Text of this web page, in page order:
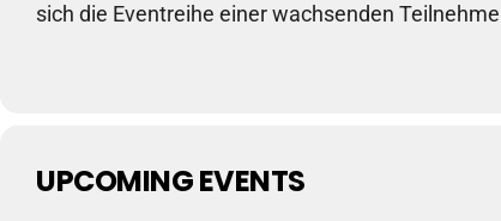
sich die Eventreihe einer wachsenden
UPCOMING EVENTS